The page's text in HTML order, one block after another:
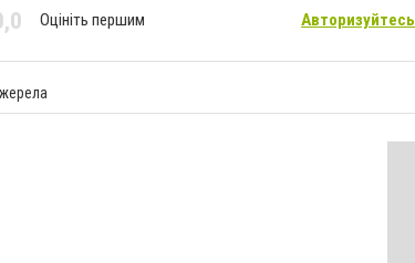
Оцініть першим Авторизуйтесь